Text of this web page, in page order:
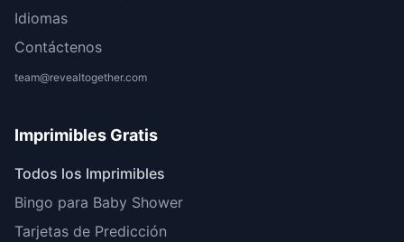
Idiomas
Contáctenos
team@revealtogether.com
Imprimibles Gratis
Todos los Imprimibles
Bingo para Baby Shower
Tarjetas de Predicción